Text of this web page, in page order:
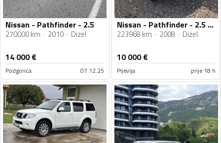
Nissan - Pathfinder - 2.5
270000 km 2010 Dizel
14 000€
Podgorica 07.12.25
Nissan - Pathfinder - 2.5 dci
223968 km 2008 Dizel
10 000€
Pljevlja prije 18 h